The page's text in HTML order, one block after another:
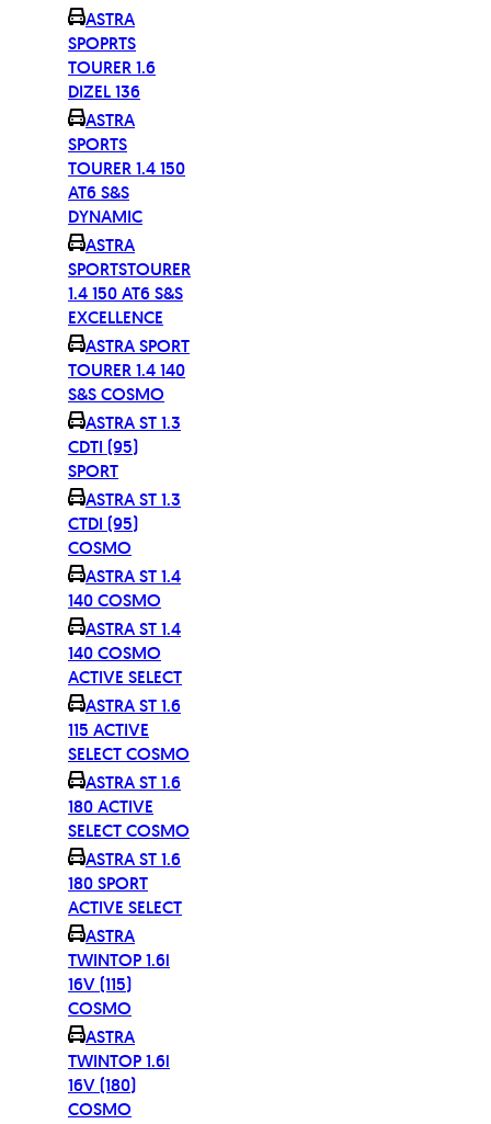
ASTRA
SPOPRTS
TOURER 1.6
DIZEL 136
ASTRA
SPORTS
TOURER 1.4 150
AT6 S&S
DYNAMIC
ASTRA
SPORTSTOURER
1.4 150 AT6 S&S
EXCELLENCE
ASTRA SPORT
TOURER 1.4 140
S&S COSMO
ASTRA ST 1.3
CDTI (95)
SPORT
ASTRA ST 1.3
CTDI (95)
COSMO
ASTRA ST 1.4
140 COSMO
ASTRA ST 1.4
140 COSMO
ACTIVE SELECT
ASTRA ST 1.6
115 ACTIVE
SELECT COSMO
ASTRA ST 1.6
180 ACTIVE
SELECT COSMO
ASTRA ST 1.6
180 SPORT
ACTIVE SELECT
ASTRA
TWINTOP 1.6i
16V (115)
COSMO
ASTRA
TWINTOP 1.6i
16V (180)
COSMO